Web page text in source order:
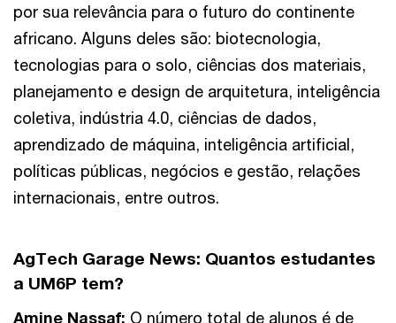
por sua relevância para o futuro do continente
africano. Alguns deles são: biotecnologia,
tecnologias para o solo, ciências dos materiais,
planejamento e design de arquitetura, inteligência
coletiva, indústria 4.0, ciências de dados,
aprendizado de máquina, inteligência artificial,
políticas públicas, negócios e gestão, relações
internacionais, entre outros.
AgTech Garage News: Quantos estudantes
a UM6P tem?
Amine Nassaf: O número total de alunos é de